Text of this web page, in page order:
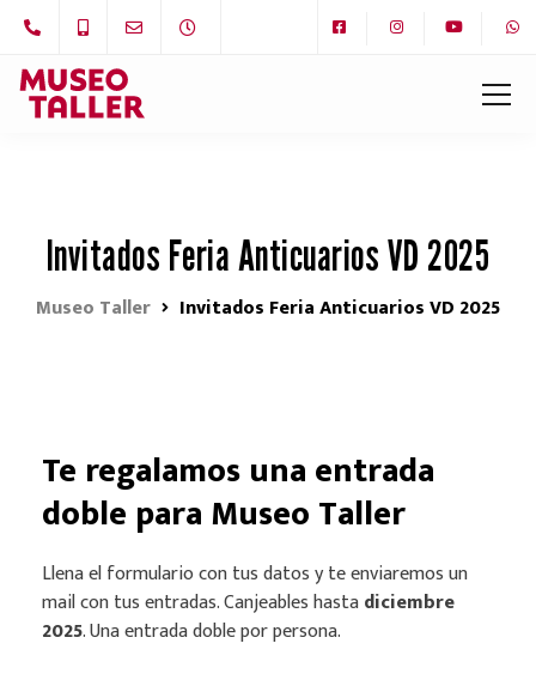
Invitados Feria Anticuarios VD 2025
Museo Taller Invitados Feria Anticuarios VD 2025
Te regalamos una entrada
doble para Museo Taller
Llena el formulario con tus datos y te enviaremos un
mail con tus entradas.Canjeables hastadiciembre
2025.Una entrada doble por persona.